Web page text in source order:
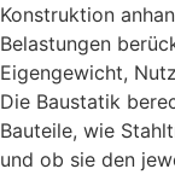
Konstruktion
Belastungen
Eigengewicht,
Die Baustatik
Bauteile, wie
und ob sie den